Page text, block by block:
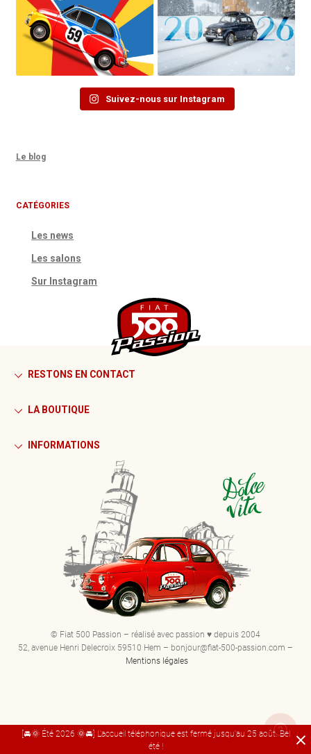
Suivez-nous sur Instagram
Le blog
CATÉGORIES
Les news
Les salons
Sur Instagram
RESTONS EN CONTACT
LA BOUTIQUE
INFORMATIONS
© Fiat 500 Passion – réalisé avec passion ♥ depuis 2004
52, avenue Henri Delecroix 59510 Hem – bonjour@fiat-500-passion.com –
Mentions légales
[🚘🌞 Été 2026 🌞🚘] L'accueil téléphonique est fermé jusqu'au 25 août. Bel
été !